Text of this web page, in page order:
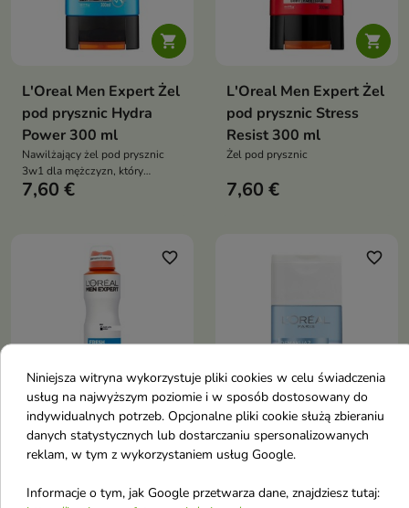

L'Oreal Men Expert Żel
pod prysznic Hydra
Power 300 ml
Nawilżający żel pod prysznic
3w1 dla mężczyzn, który
skutecznie oczyszcza ciało,
7,60 €

L'Oreal Men Expert Żel
pod prysznic Stress
Resist 300 ml
Żel pod prysznic
7,60 €

favorite_border
L'Oreal Men Expert
Dezodorant w spray'u
Fresh Extreme 250 ml

favorite_border
L'oreal Demakijaż
łagodny Płyn do oczu i
ust 125 ml
Niniejsza witryna wykorzystuje pliki cookies w celu świadczenia
usług na najwyższym poziomie i w sposób dostosowany do
indywidualnych potrzeb. Opcjonalne pliki cookie służą zbieraniu
danych statystycznych lub dostarczaniu spersonalizowanych
reklam, w tym z wykorzystaniem usług Google.
Informacje o tym, jak Google przetwarza dane, znajdziesz tutaj: